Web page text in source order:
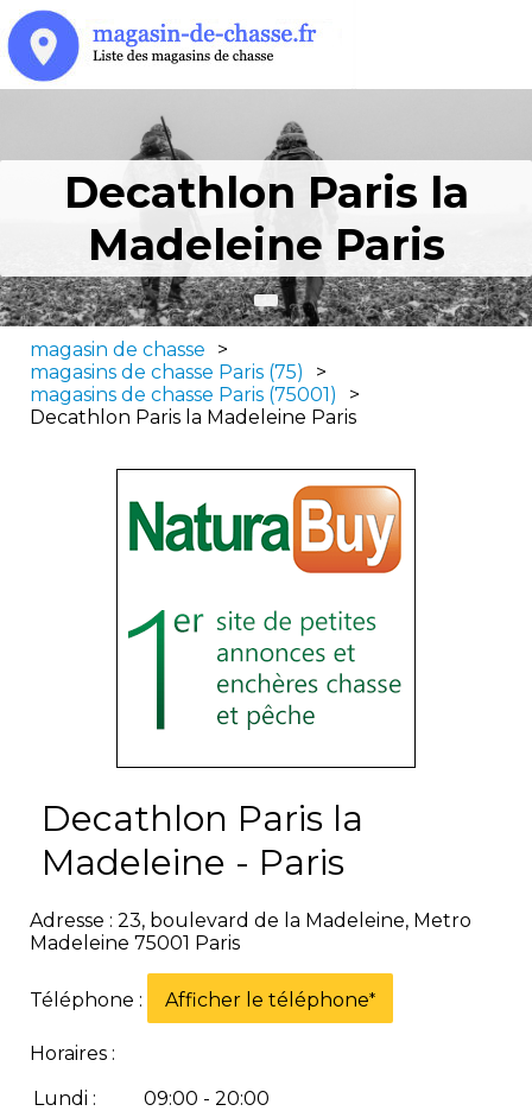
Decathlon Paris la
Madeleine Paris
magasin de chasse
>
magasins de chasse Paris (75)
>
magasins de chasse Paris (75001)
>
Decathlon Paris la Madeleine Paris
Decathlon Paris la
Madeleine - Paris
Adresse : 23, boulevard de la Madeleine, Metro
Madeleine 75001 Paris
Téléphone : Afficher le téléphone*
Horaires :
Lundi :
09:00 - 20:00